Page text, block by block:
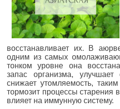
восстанавливает их. В
одним из самых
тонком уровне она
запас организма,
снижает утомляемость,
тормозит процессы старения
влияет на иммунную систему.